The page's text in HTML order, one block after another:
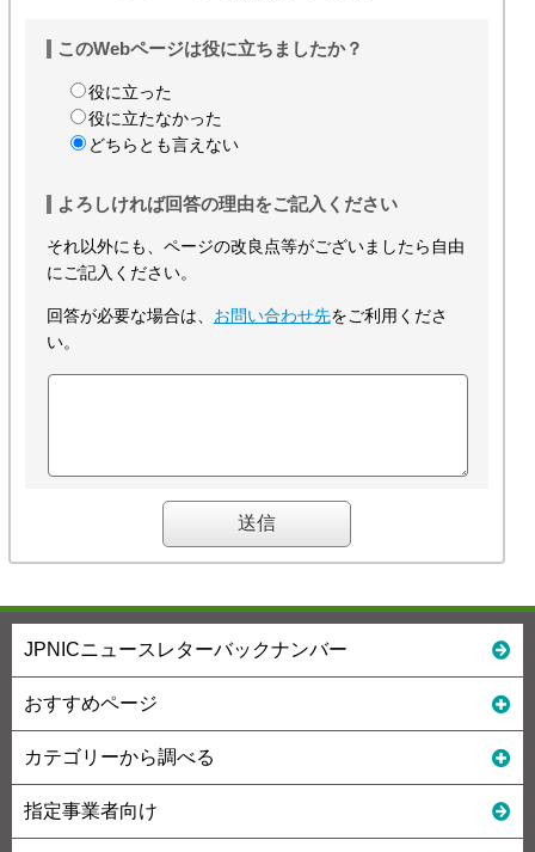
このWebページは役に立ちましたか？
役に立った
役に立たなかった
どちらとも言えない
よろしければ回答の理由をご記入ください
それ以外にも、ページの改良点等がございましたら自由
にご記入ください。
回答が必要な場合は、 お問い合わせ先をご利用くださ
い。
JPNICニュースレターバックナンバー
おすすめページ
カテゴリーから調べる
指定事業者向け